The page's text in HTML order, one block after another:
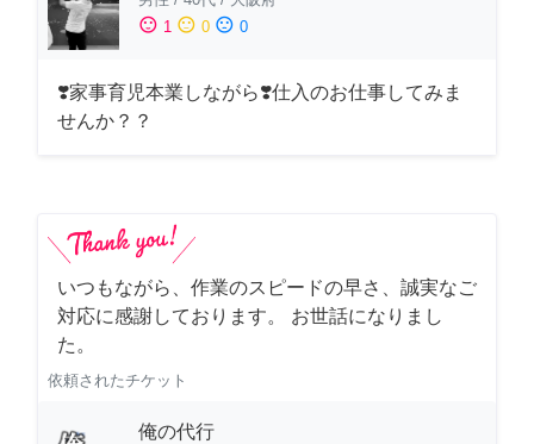
sentiment_satisfied 1 sentiment_neutral 0 sentiment_dissatisfied 0
❣️家事育児本業しながら❣️仕入のお仕事してみま
せんか？？
いつもながら、作業のスピードの早さ、誠実なご
対応に感謝しております。 お世話になりまし
た。
依頼されたチケット
俺の代行